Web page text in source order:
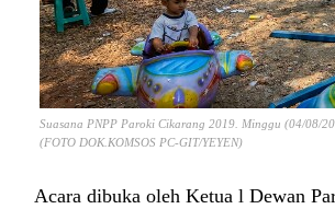
Suasana PNPP Paroki Cikarang 2019. Minggu (04/08/
(FOTO DOK.KOMSOS PC-GIT/YEYEN)
Acara dibuka oleh Ketua l Dewan